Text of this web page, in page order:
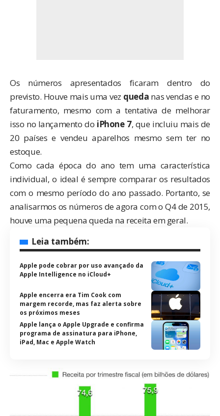
Os números apresentados ficaram dentro do
previsto. Houve mais uma vez queda nas vendas e no
faturamento, mesmo com a tentativa de melhorar
isso no lançamento do iPhone 7, que incluiu mais de
20 países e vendeu aparelhos mesmo sem ter no
estoque.
Como cada época do ano tem uma característica
individual, o ideal é sempre comparar os resultados
com o mesmo período do ano passado. Portanto, se
analisarmos os números de agora com o Q4 de 2015,
houve uma pequena queda na receita em geral.
Leia também:
Apple pode cobrar por uso avançado da
Apple Intelligence no iCloud+
Apple encerra era Tim Cook com
margem recorde, mas faz alerta sobre
os próximos meses
Apple lança o Apple Upgrade e confirma
programa de assinatura para iPhone,
iPad, Mac e Apple Watch